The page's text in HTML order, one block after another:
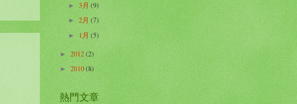
►3月(9)
►2月(7)
►1月(5)
►2012(2)
►2010(8)
熱門文章